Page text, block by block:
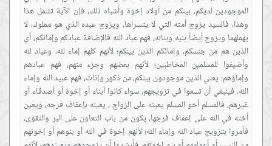
الموجودين لديكم، بينكم من أولاد إخوة وأشباه ذلك، فإن الآية تشمل هذا
وهذا، فالسيد يزوج أمته التي لا يتسراها، ويزوج عبده الذي هو مملوك، لا
يهملهما ويزوج أيضاً بنيه وبناته، فهم عباد الله فالإضافة عبادكم وإمائكم، أي
الذين هم من جنسكم، وإمائكم الذين بينكم؛ لأنهم كلهم إماء لله، وعباد لله
وأضيفوا للمسلمين المخاطبين؛ لأنهم بعضهم وجزء منهم، فهم عبادهم
وإماؤهم: يعني الذين موجودون بينكم، من ذكور وإناث، فهم عبيد الله وإماء
الله، فينبغي أن تسعوا في تزويجهم، سواء كانوا أبناء أو إخوة أو أصدقاء أو
غيرهم، فالمسلم أخو المسلم يعينه على الزواج ، يعينه بإعفاف فرجه، ويعين
أخته في الله على إعفاف فرجها، يكون من باب التعاون على البر والتقوى،
فأمروا بتزويج عباد الله وإماء الله؛ لأنهم إخوة في الله أو بنوهم أو إخوتهم